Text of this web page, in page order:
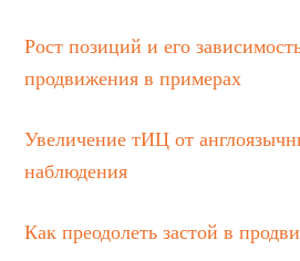
Рост позиций и его
продвижения в примерах
Увеличение тИЦ от
наблюдения
Как преодолеть застой в